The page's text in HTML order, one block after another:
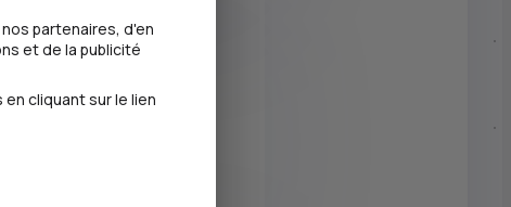
à projets cyclisme
par CIC
partenaires, d'en
et de la publicité
cliquant sur le lien